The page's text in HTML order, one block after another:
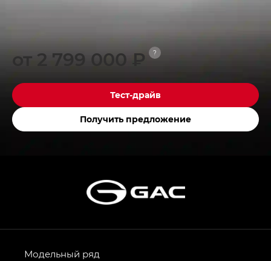
от 2 799 000 ₽ ?
Тест-драйв
Получить предложение
Модельный ряд